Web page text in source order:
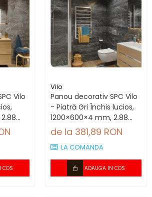
Vilo
COS
Vilo
Panou decorativ SPC Vilo
- Piatră Gri Închis lucios,
1200×600×4 mm, 2.88
mp/cutie (4 panouri)
de la 381,89 RON
LA COMANDA
ADAUGA IN COS